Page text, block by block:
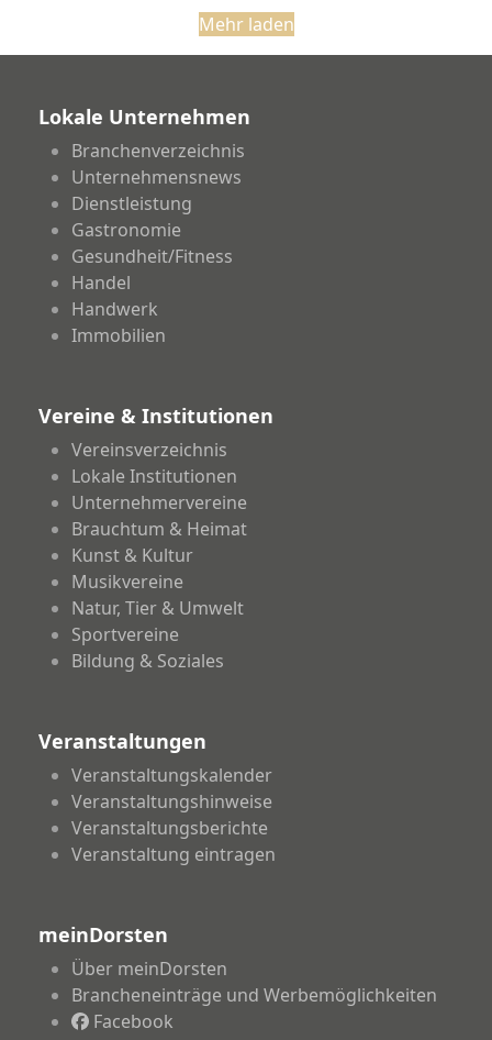
Mehr laden
Lokale Unternehmen
Branchenverzeichnis
Unternehmensnews
Dienstleistung
Gastronomie
Gesundheit/Fitness
Handel
Handwerk
Immobilien
Vereine & Institutionen
Vereinsverzeichnis
Lokale Institutionen
Unternehmervereine
Brauchtum & Heimat
Kunst & Kultur
Musikvereine
Natur, Tier & Umwelt
Sportvereine
Bildung & Soziales
Veranstaltungen
Veranstaltungskalender
Veranstaltungshinweise
Veranstaltungsberichte
Veranstaltung eintragen
meinDorsten
Über meinDorsten
Brancheneinträge und Werbemöglichkeiten
Facebook